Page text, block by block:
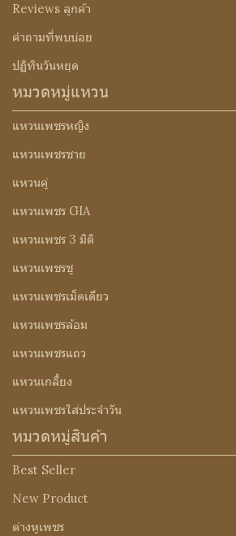
Reviews ลูกค้า
คำถามที่พบบ่อย
ปฏิทินวันหยุด
หมวดหมู่แหวน
แหวนเพชรหญิง
แหวนเพชรชาย
แหวนคู่
แหวนเพชร GIA
แหวนเพชร 3 มิติ
แหวนเพชรชู
แหวนเพชรเม็ดเดียว
แหวนเพชรล้อม
แหวนเพชรแถว
แหวนเกลี้ยง
แหวนเพชรใส่ประจำวัน
หมวดหมู่สินค้า
Best Seller
New Product
ต่างหูเพชร